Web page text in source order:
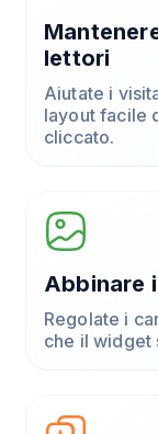
lettori
Aiutate i
layout facile
cliccato.
Abbinare
Regolate i
che il widget